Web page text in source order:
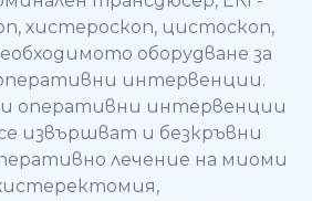
хистероскоп, цистоскоп,
оборудване за
интервенции.
оперативни интервенции
извършват и безкръвни
лечение на миоми